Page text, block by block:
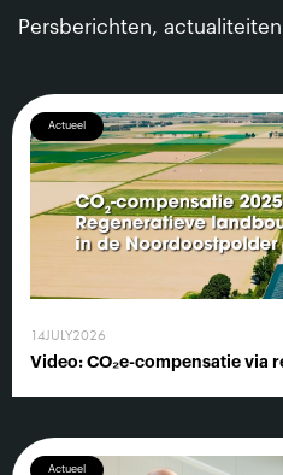
Persberichten,
Actueel
14JULY2026
Video: CO₂e-compensatie via
Actueel